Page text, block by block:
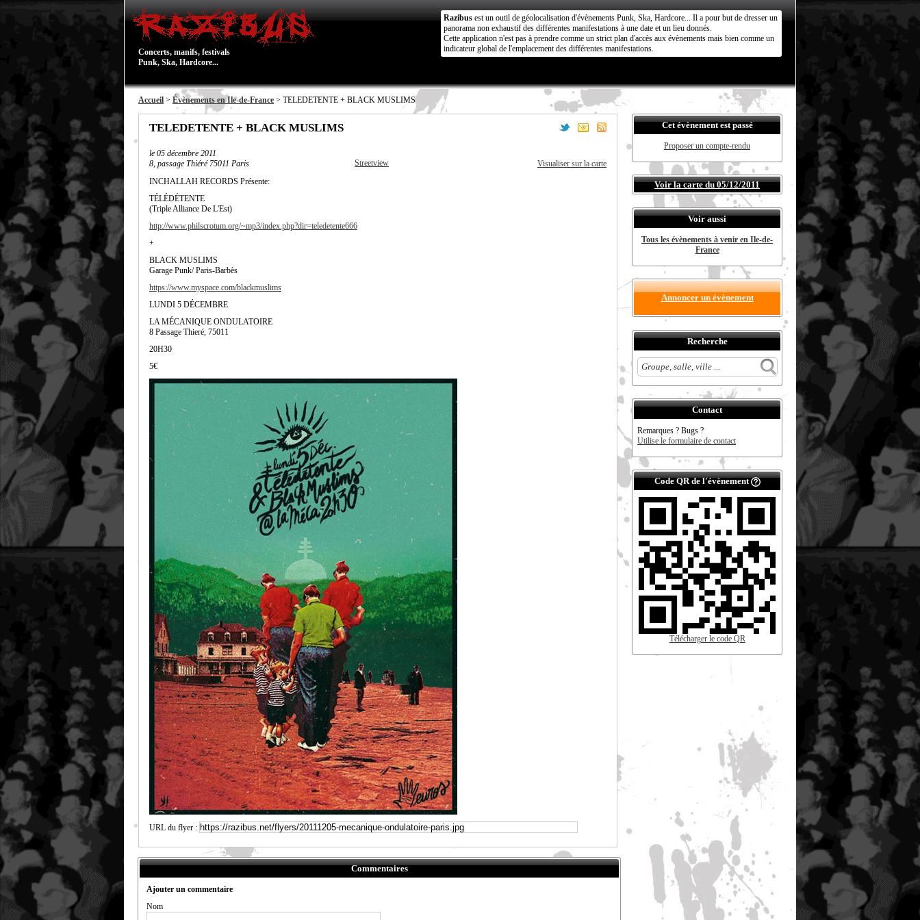
Concerts, manifs, festivals
Punk, Ska, Hardcore...
Razibus est un outil de géolocalisation d'évènements Punk, Ska, Hardcore... Il a pour but de dresser un
panorama non exhaustif des différentes manifestations à une date et un lieu donnés.
Cette application n'est pas à prendre comme un strict plan d'accès aux évènements mais bien comme un
indicateur global de l'emplacement des différentes manifestations.
Accueil > Évènements en Ile-de-France > TELEDETENTE + BLACK MUSLIMS
TELEDETENTE + BLACK MUSLIMS
le 05 décembre 2011
8, passage Thiéré 75011 Paris
Streetview
Visualiser sur la carte
INCHALLAH RECORDS Présente:
TÉLÉDÉTENTE
(Triple Alliance De L'Est)
http://www.philscrotum.org/~mp3/index.php?dir=teledetente666
+
BLACK MUSLIMS
Garage Punk/ Paris-Barbès
https://www.myspace.com/blackmuslims
LUNDI 5 DÉCEMBRE
LA MÉCANIQUE ONDULATOIRE
8 Passage Thieré, 75011
20H30
5€
URL du flyer :
Commentaires
Ajouter un commentaire
Nom
Cet évènement est passé
Proposer un compte-rendu
Voir la carte du 05/12/2011
Voir aussi
Tous les évènements à venir en Ile-de-
France
Annoncer un évènement
Recherche
Contact
Remarques ? Bugs ?
Utilise le formulaire de contact
Code QR de l'évènement
Télécharger le code QR